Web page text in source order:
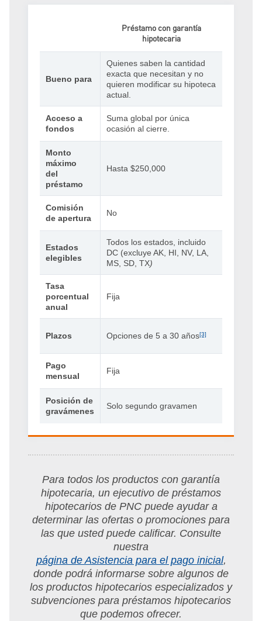
Préstamo con garantía
hipotecaria
Bueno para
Quienes saben la cantidad
exacta que necesitan y no
quieren modificar su hipoteca
actual.
Acceso a
fondos
Suma global por única
ocasión al cierre.
Monto
máximo
del
préstamo
Hasta $250,000
Comisión
de apertura
No
Estados
elegibles
Todos los estados, incluido
DC (excluye AK, HI, NV, LA,
MS, SD, TX)
Tasa
porcentual
anual
Fija
Plazos Opciones de 5 a 30 años[3]
Pago
mensual
Fija
Posición de
gravámenes
Solo segundo gravamen
Para todos los productos con garantía
hipotecaria, un ejecutivo de préstamos
hipotecarios de PNC puede ayudar a
determinar las ofertas o promociones para
las que usted puede calificar. Consulte
nuestra
página de Asistencia para el pago inicial,
donde podrá informarse sobre algunos de
los productos hipotecarios especializados y
subvenciones para préstamos hipotecarios
que podemos ofrecer.